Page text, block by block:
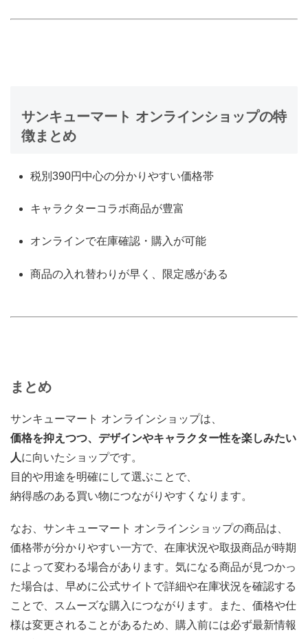
サンキューマート オンラインショップの特
徴まとめ
税別390円中心の分かりやすい価格帯
キャラクターコラボ商品が豊富
オンラインで在庫確認・購入が可能
商品の入れ替わりが早く、限定感がある
まとめ
サンキューマート オンラインショップは、
価格を抑えつつ、デザインやキャラクター性を楽しみたい
人に向いたショップです。
目的や用途を明確にして選ぶことで、
納得感のある買い物につながりやすくなります。
なお、サンキューマート オンラインショップの商品は、
価格帯が分かりやすい一方で、在庫状況や取扱商品が時期
によって変わる場合があります。気になる商品が見つかっ
た場合は、早めに公式サイトで詳細や在庫状況を確認する
ことで、スムーズな購入につながります。また、価格や仕
様は変更されることがあるため、購入前には必ず最新情報